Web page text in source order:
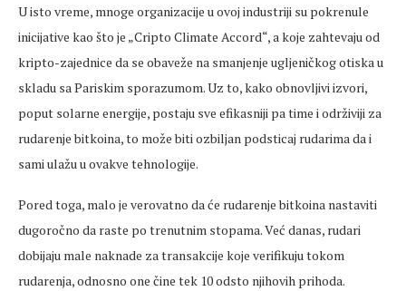
U isto vreme, mnoge organizacije u ovoj industriji su pokrenule
inicijative kao što je „Cripto Climate Accord“, a koje zahtevaju od
kripto-zajednice da se obaveže na smanjenje ugljeničkog otiska u
skladu sa Pariskim sporazumom. Uz to, kako obnovljivi izvori,
poput solarne energije, postaju sve efikasniji pa time i održiviji za
rudarenje bitkoina, to može biti ozbiljan podsticaj rudarima da i
sami ulažu u ovakve tehnologije.
Pored toga, malo je verovatno da će rudarenje bitkoina nastaviti
dugoročno da raste po trenutnim stopama. Već danas, rudari
dobijaju male naknade za transakcije koje verifikuju tokom
rudarenja, odnosno one čine tek 10 odsto njihovih prihoda.